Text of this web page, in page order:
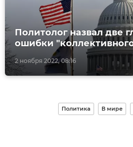
2 ноября 2022, 08:16
Политолог назвал две
ошибки
Политика В мире